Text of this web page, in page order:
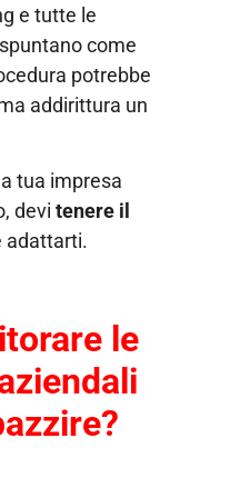
e tutte le
come
potrebbe
addirittura un
tua impresa
devi tenere il
adattarti.
le